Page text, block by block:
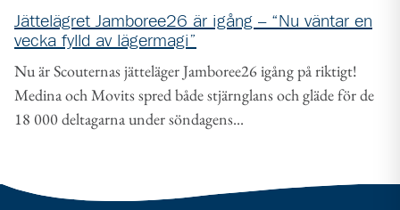
Jättelägret Jamboree26 är igång – “Nu väntar en
vecka fylld av lägermagi”
Nu är Scouternas jätteläger Jamboree26 igång på riktigt!
Medina och Movits spred både stjärnglans och gläde för de
18 000 deltagarna under söndagens...